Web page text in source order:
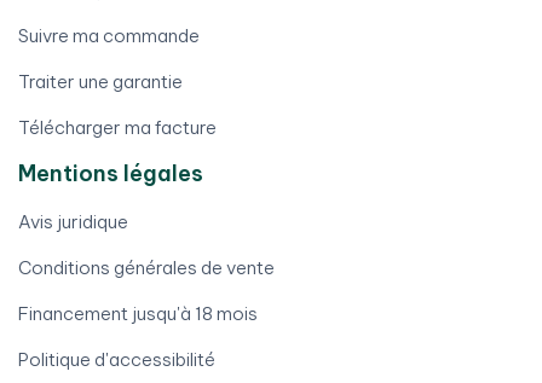
Suivre ma commande
Traiter une garantie
Télécharger ma facture
Mentions légales
Avis juridique
Conditions générales de vente
Financement jusqu'à 18 mois
Politique d'accessibilité